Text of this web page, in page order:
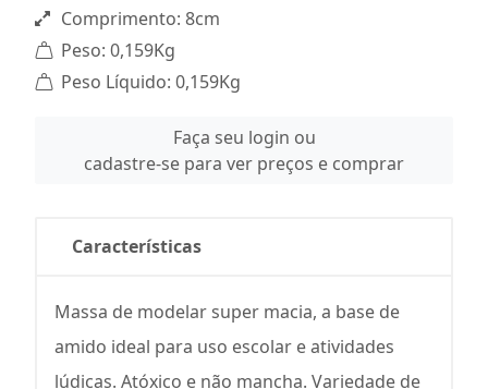
Comprimento: 8cm
Peso: 0,159Kg
Peso Líquido: 0,159Kg
Faça seu login ou
cadastre-se para ver preços e comprar
Características
Massa de modelar super macia, a base de
amido ideal para uso escolar e atividades
lúdicas. Atóxico e não mancha. Variedade de